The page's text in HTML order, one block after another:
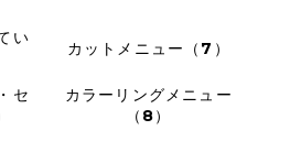
い
カットメニュー（7）
セ
カラーリングメニュー
（8）